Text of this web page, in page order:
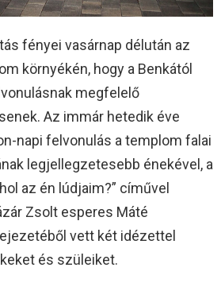
fényei vasárnap délután az
környékén, hogy a Benkától
megfelelő
Az immár hetedik éve
napi felvonulás a templom falai
legjellegzetesebb énekével, a
az én lúdjaim?” cíművel
Zsolt esperes Máté
vett két idézettel
és szüleiket.